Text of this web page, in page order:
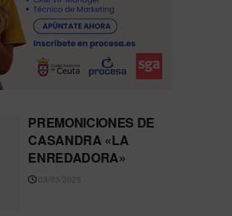
PREMONICIONES DE
CASANDRA «LA
ENREDADORA»
03/03/2025